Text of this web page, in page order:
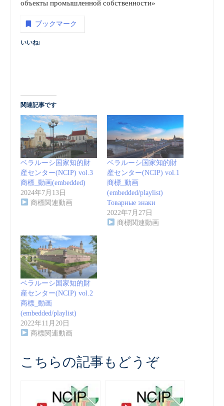
объекты промышленной собственности»
ブックマーク
いいね:
関連記事です
ベラルーシ国家知的財
産センター(NCIP) vol.3
商標_動画(embedded)
2024年7月13日
商標関連動画
ベラルーシ国家知的財
産センター(NCIP) vol.1
商標_動画
(embedded/playlist)
Товарные знаки
2022年7月27日
商標関連動画
ベラルーシ国家知的財
産センター(NCIP) vol.2
商標_動画
(embedded/playlist)
2022年11月20日
商標関連動画
こちらの記事もどうぞ